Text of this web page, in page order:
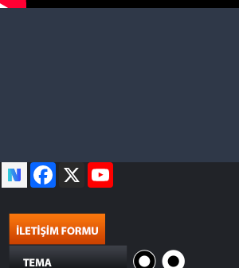
Facebook
X YouTube